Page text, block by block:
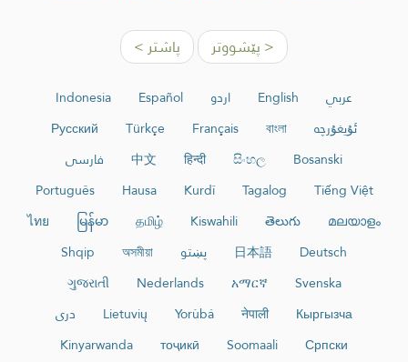
< پێشووتر پاشتر >
عربي English اردو Español
Indonesia
ئۇيغۇرچە
বাংলা
Français
Türkçe
Русский
Bosanski
සිංහල
हिन्दी
中文
فارسی
Tiếng Việt
Tagalog
Kurdî
Hausa
Português
മലയാളം
తెలుగు
Kiswahili
தமிழ்
မြန်မာ
ไทย
Deutsch
日本語 پښتو অসমীয়া
Shqip
Svenska
አማርኛ
Nederlands
ગુજરાતી
Кыргызча
नेपाली
Yorùbá
Lietuvių
دری
Српски
Soomaali
тоҷикӣ
Kinyarwanda